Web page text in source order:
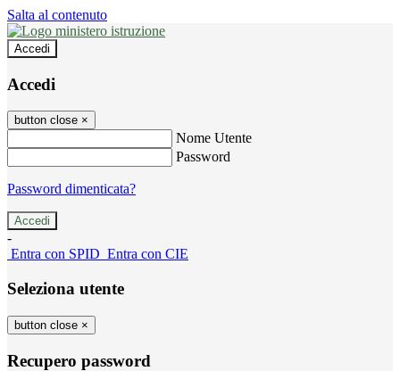
Salta al contenuto
Accedi
Accedi
button close ×
Nome Utente
Password
Password dimenticata?
-
Entra con SPID Entra con CIE
Seleziona utente
button close ×
Recupero password